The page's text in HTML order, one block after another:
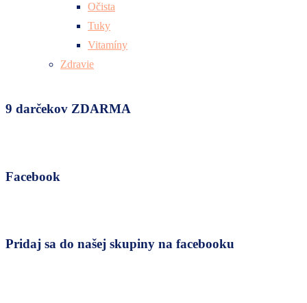
Očista
Tuky
Vitamíny
Zdravie
9 darčekov ZDARMA
Facebook
Pridaj sa do našej skupiny na facebooku